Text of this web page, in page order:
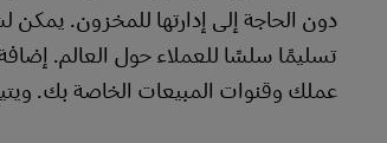
عملك وقنوات المبيعات الخاصة بك.